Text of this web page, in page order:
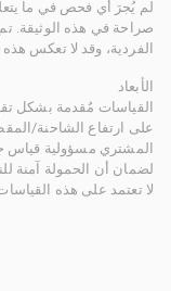
لم يُجرَ أي فحص في ما
صراحة في هذه الوثيقة.
الفردية، وقد لا تعكس
الأبعاد
القياسات مُقدمة بشكل
على ارتفاع الشاحنة/
المشتري مسؤولية قياس
لضمان أن الحمولة آمنة
لا تعتمد على هذه